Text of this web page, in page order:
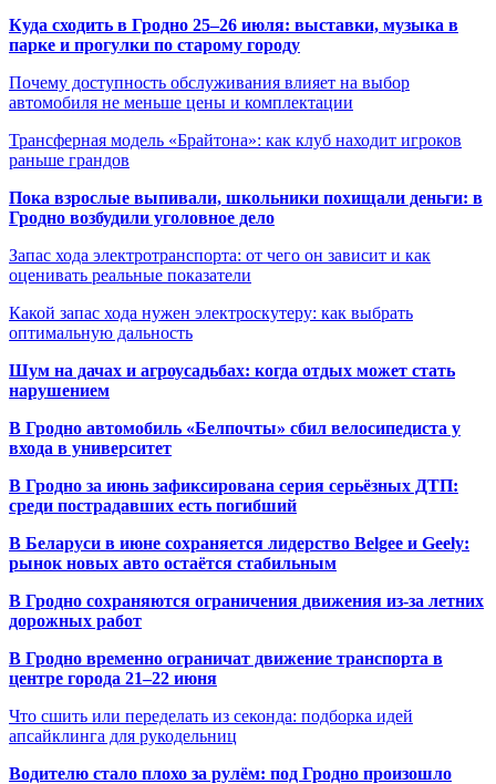
Куда сходить в Гродно 25–26 июля: выставки, музыка в
парке и прогулки по старому городу
Почему доступность обслуживания влияет на выбор
автомобиля не меньше цены и комплектации
Трансферная модель «Брайтона»: как клуб находит игроков
раньше грандов
Пока взрослые выпивали, школьники похищали деньги: в
Гродно возбудили уголовное дело
Запас хода электротранспорта: от чего он зависит и как
оценивать реальные показатели
Какой запас хода нужен электроскутеру: как выбрать
оптимальную дальность
Шум на дачах и агроусадьбах: когда отдых может стать
нарушением
В Гродно автомобиль «Белпочты» сбил велосипедиста у
входа в университет
В Гродно за июнь зафиксирована серия серьёзных ДТП:
среди пострадавших есть погибший
В Беларуси в июне сохраняется лидерство Belgee и Geely:
рынок новых авто остаётся стабильным
В Гродно сохраняются ограничения движения из-за летних
дорожных работ
В Гродно временно ограничат движение транспорта в
центре города 21–22 июня
Что сшить или переделать из секонда: подборка идей
апсайклинга для рукодельниц
Водителю стало плохо за рулём: под Гродно произошло